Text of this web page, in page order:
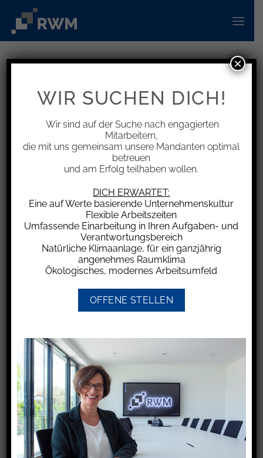
Inhalt
springen
Werkstattrisiko gilt auch für
Kosten eines Sachverständigen
Im Januar 2024 hatte der Bundesgerichtshof
(BGH) klargestellt, dass das Werkstattrisiko nicht
nur für solche Rechnungspositionen greift, die
ohne Schuld des Geschädigten, etwa wegen
unsachgemäßer oder unwirtschaftlicher
Ansätze von Material oder Arbeitszeit, überhöht
sind. Es können auch Positionen auf der
Rechnung erstattungsfähig sein, die sich auf –
für den Geschädigten nicht erkennbar –
tatsächlich nicht durchgeführte einzelne
Nun entschieden die BGH-Richter, dass diese
Grundsätze zum Werkstattrisiko auch auf
überhöhte Kostenansätze eines
Sachverständigen übertragbar sind, den der
Geschädigte mit der Begutachtung seines
Fahrzeugs zur Ermittlung des unfallbedingten
Schadens beauftragt hat. Denn den Erkenntnis-
und Einwirkungsmöglichkeiten des
WIR SUCHEN DICH!
Wir sind auf der Suche nach engagierten
Mitarbeitern,
die mit uns gemeinsam unsere Mandanten optimal
betreuen
und am Erfolg teilhaben wollen.
DICH ERWARTET:
Eine auf Werte basierende Unternehmenskultur
Flexible Arbeitszeiten
Umfassende Einarbeitung in Ihren Aufgaben- und
Verantwortungsbereich
Natürliche Klimaanlage, für ein ganzjährig
angenehmes Raumklima
Ökologisches, modernes Arbeitsumfeld
OFFENE STELLEN
×